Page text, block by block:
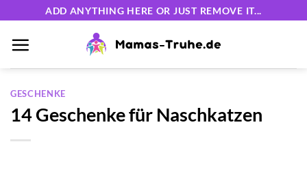
springen
ADD ANYTHING HERE OR JUST REMOVE IT...
GESCHENKE
14 Geschenke für Naschkatzen